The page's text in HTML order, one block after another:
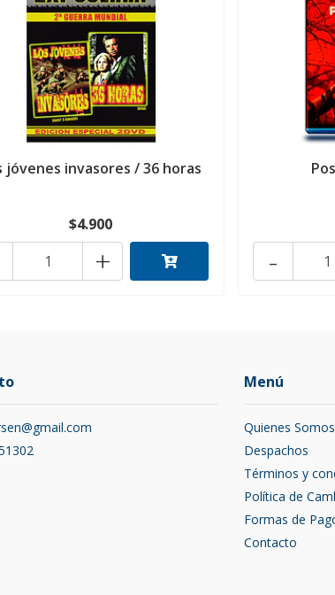
jóvenes invasores / 36 horas
$4.900
+ -
Menú
Quienes Somos
Despachos
Términos y
Política de
Formas de
Contacto